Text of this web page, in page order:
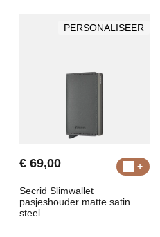
PERSONALISEER
€ 69,00
Secrid Slimwallet
pasjeshouder matte satin
steel